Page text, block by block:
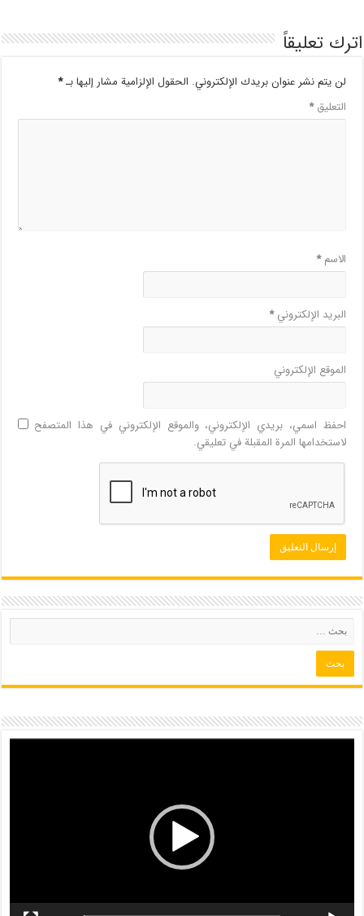
اترك تعليقاً
لن يتم نشر عنوان بريدك الإلكتروني. الحقول الإلزامية مشار إليها بـ*
التعليق*
الاسم*
البريد الإلكتروني*
الموقع الإلكتروني
احفظ اسمي، بريدي الإلكتروني، والموقع الإلكتروني في هذا المتصفح
لاستخدامها المرة المقبلة في تعليقي.